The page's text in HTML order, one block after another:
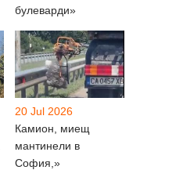
булеварди»
20 Jul 2026
Камион, миещ
мантинели в
София,»